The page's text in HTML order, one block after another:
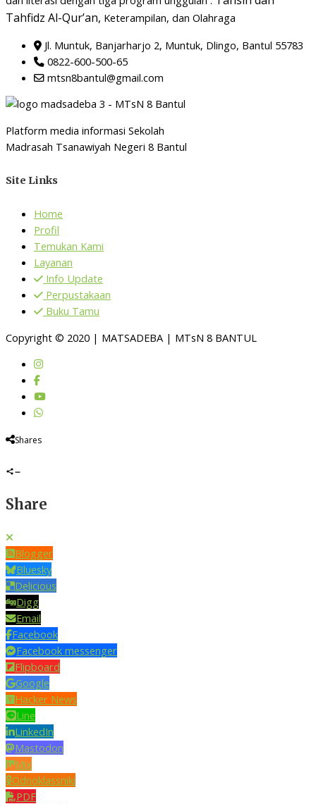
Tahfidz Al-Qur’an, Keterampilan, dan Olahraga
Jl. Muntuk, Banjarharjo 2, Muntuk, Dlingo, Bantul 55783
0822-600-500-65
mtsn8bantul@gmail.com
Platform media informasi Sekolah
Madrasah Tsanawiyah Negeri 8 Bantul
Site Links
Home
Profil
Temukan Kami
Layanan
Info Update
Perpustakaan
Buku Tamu
Copyright © 2020 | MATSADEBA | MTsN 8 BANTUL
Shares
Share
Blogger
Bluesky
Delicious
Digg
Email
Facebook
Facebook messenger
Flipboard
Google
Hacker News
Line
LinkedIn
Mastodon
Mix
Odnoklassniki
PDF